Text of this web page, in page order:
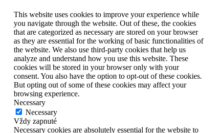
This website uses cookies to improve your experience while
you navigate through the website. Out of these, the cookies
that are categorized as necessary are stored on your browser
as they are essential for the working of basic functionalities of
the website. We also use third-party cookies that help us
analyze and understand how you use this website. These
cookies will be stored in your browser only with your
consent. You also have the option to opt-out of these cookies.
But opting out of some of these cookies may affect your
browsing experience.
Necessary
Necessary
Vždy zapnuté
Necessary cookies are absolutely essential for the website to